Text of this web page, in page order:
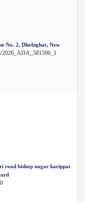
No. 2, Dhobighat, New
road bishop nagar karippai